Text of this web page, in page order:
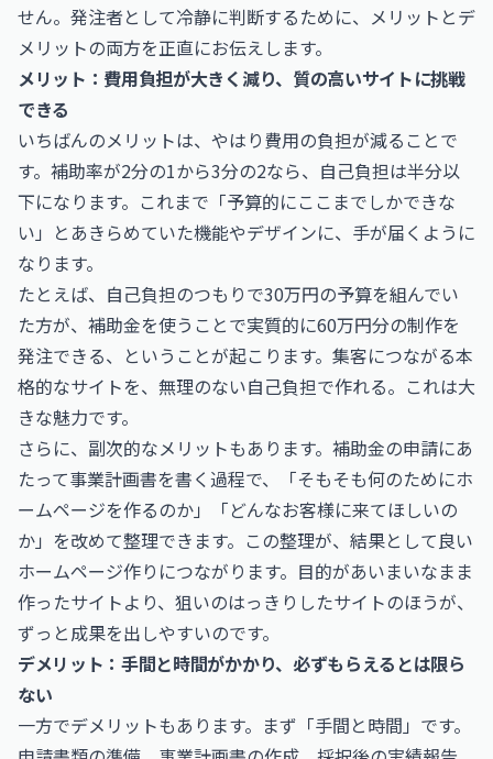
せん。発注者として冷静に判断するために、メリットとデ
メリットの両方を正直にお伝えします。
メリット：費用負担が大きく減り、質の高いサイトに挑戦
できる
いちばんのメリットは、やはり費用の負担が減ることで
す。補助率が2分の1から3分の2なら、自己負担は半分以
下になります。これまで「予算的にここまでしかできな
い」とあきらめていた機能やデザインに、手が届くように
なります。
たとえば、自己負担のつもりで30万円の予算を組んでい
た方が、補助金を使うことで実質的に60万円分の制作を
発注できる、ということが起こります。集客につながる本
格的なサイトを、無理のない自己負担で作れる。これは大
きな魅力です。
さらに、副次的なメリットもあります。補助金の申請にあ
たって事業計画書を書く過程で、「そもそも何のためにホ
ームページを作るのか」「どんなお客様に来てほしいの
か」を改めて整理できます。この整理が、結果として良い
ホームページ作りにつながります。目的があいまいなまま
作ったサイトより、狙いのはっきりしたサイトのほうが、
ずっと成果を出しやすいのです。
デメリット：手間と時間がかかり、必ずもらえるとは限ら
ない
一方でデメリットもあります。まず「手間と時間」です。